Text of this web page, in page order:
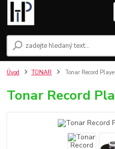
Úvod TONAR Tonar Record
Tonar Record